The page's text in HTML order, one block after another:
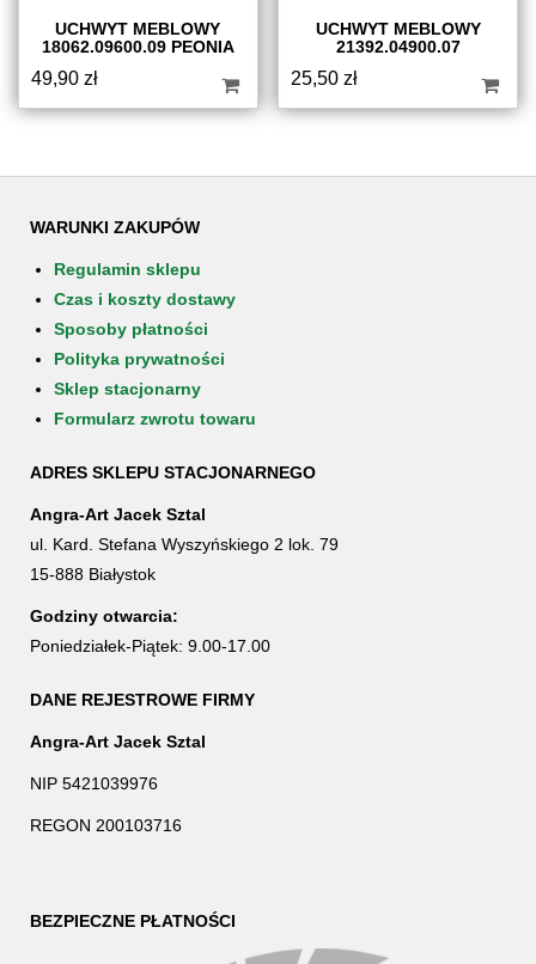
UCHWYT MEBLOWY
18062.09600.09 PEONIA
49,90 zł
UCHWYT MEBLOWY
21392.04900.07
25,50zł
WARUNKI ZAKUPÓW
Regulamin sklepu
Czas i koszty dostawy
Sposoby płatności
Polityka prywatności
Sklep stacjonarny
Formularz zwrotu towaru
ADRES SKLEPU STACJONARNEGO
Angra-Art Jacek Sztal
ul. Kard. Stefana Wyszyńskiego 2 lok. 79
15-888 Białystok
Godziny otwarcia:
Poniedziałek-Piątek: 9.00-17.00
DANE REJESTROWE FIRMY
Angra-Art Jacek Sztal
NIP 5421039976
REGON 200103716
BEZPIECZNE PŁATNOŚCI